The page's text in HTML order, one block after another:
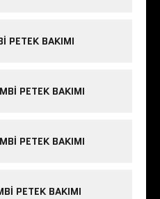
PETEK BAKIMI
PETEK BAKIMI
PETEK BAKIMI
PETEK BAKIMI